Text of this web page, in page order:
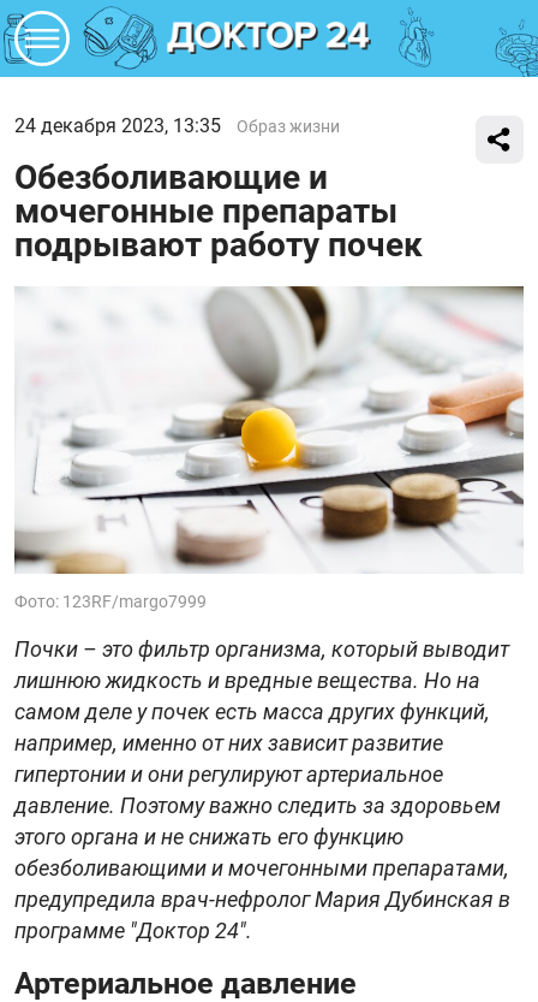
24 декабря 2023, 13:35 Образ жизни
Обезболивающие и
мочегонные препараты
подрывают работу почек
Фото: 123RF/margo7999
Почки – это фильтр организма, который выводит
лишнюю жидкость и вредные вещества. Но на
самом деле у почек есть масса других функций,
например, именно от них зависит развитие
гипертонии и они регулируют артериальное
давление. Поэтому важно следить за здоровьем
этого органа и не снижать его функцию
обезболивающими и мочегонными препаратами,
предупредила врач-нефролог Мария Дубинская в
программе "Доктор 24".
Артериальное давление